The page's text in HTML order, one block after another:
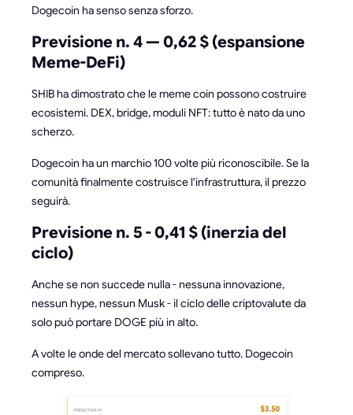
Dogecoin ha senso senza sforzo.
Previsione n. 4 — 0,62 $ (espansione
Meme-DeFi)
SHIB ha dimostrato che le meme coin possono costruire
ecosistemi. DEX, bridge, moduli NFT: tutto è nato da uno
scherzo.
Dogecoin ha un marchio 100 volte più riconoscibile. Se la
comunità finalmente costruisce l'infrastruttura, il prezzo
seguirà.
Previsione n. 5 - 0,41 $ (inerzia del
ciclo)
Anche se non succede nulla - nessuna innovazione,
nessun hype, nessun Musk - il ciclo delle criptovalute da
solo può portare DOGE più in alto.
A volte le onde del mercato sollevano tutto. Dogecoin
compreso.